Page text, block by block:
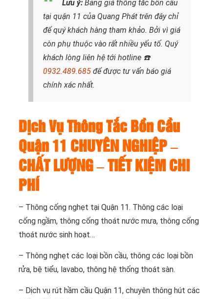
Lưu ý: Bảng giá thông tắc bồn cầu
tại quận 11 của Quang Phát trên đây chỉ
để quý khách hàng tham khảo. Bởi vì giá
còn phụ thuộc vào rất nhiều yếu tố. Quý
khách lòng liên hệ tới hotline ☎️
0932.489.685 để được tư vấn báo giá
chính xác nhất.
Dịch Vụ Thông Tắc Bồn Cầu
Quận 11 CHUYÊN NGHIỆP –
CHẤT LƯỢNG – TIẾT KIỆM CHI
PHÍ
– Thông cống nghẹt tại Quận 11. Thông các loại
cống ngầm, thông cống thoát nước mưa, thông cống
thoát nước sinh hoạt…
– Thông nghẹt các loại bồn cầu, thông các loại bồn
rửa, bệ tiểu, lavabo, thông hệ thống thoát sàn.
– Dịch vụ rút hầm cầu Quận 11, chuyên thông hút các